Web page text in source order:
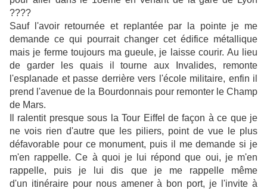
????
Sauf l'avoir retournée et replantée par la pointe je me
demande ce qui pourrait changer cet édifice métallique
mais je ferme toujours ma gueule, je laisse courir. Au lieu
de garder les quais il tourne aux Invalides, remonte
l'esplanade et passe derrière vers l'école militaire, enfin il
prend l'avenue de la Bourdonnais pour remonter le Champ
de Mars.
Il ralentit presque sous la Tour Eiffel de façon à ce que je
ne vois rien d'autre que les piliers, point de vue le plus
défavorable pour ce monument, puis il me demande si je
m'en rappelle. Ce à quoi je lui répond que oui, je m'en
rappelle, puis je lui dis que je me rappelle même
d'un itinéraire pour nous amener à bon port, je l'invite à